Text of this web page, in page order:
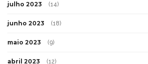
julho 2023 (14)
junho 2023 (18)
maio 2023 (9)
abril 2023 (12)